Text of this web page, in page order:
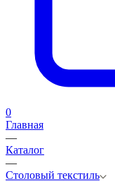
0
Главная
—
Каталог
—
Столовый текстиль